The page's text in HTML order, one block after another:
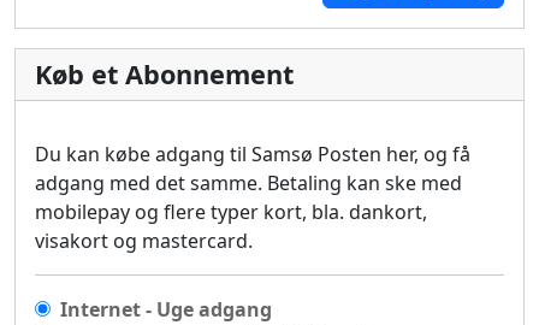
Køb et Abonnement
Du kan købe adgang til Samsø Posten her, og få
adgang med det samme. Betaling kan ske med
mobilepay og flere typer kort, bla. dankort,
visakort og mastercard.
Internet - Uge adgang